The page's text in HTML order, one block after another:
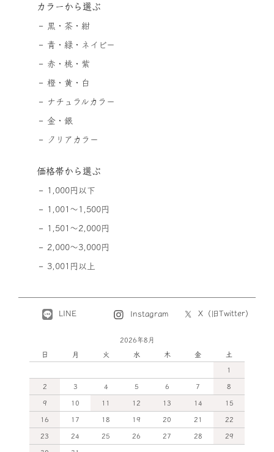
カラーから選ぶ
黒・茶・紺
青・緑・ネイビー
赤・桃・紫
橙・黄・白
ナチュラルカラー
金・銀
クリアカラー
価格帯から選ぶ
1,000円以下
1,001～1,500円
1,501～2,000円
2,000～3,000円
3,001円以上
LINE Instagram X（旧Twitter）
2026年8月
日 月 火 水 木 金 土
1
2 3 4 5 6 7 8
9 10 11 12 13 14 15
16 17 18 19 20 21 22
23 24 25 26 27 28 29